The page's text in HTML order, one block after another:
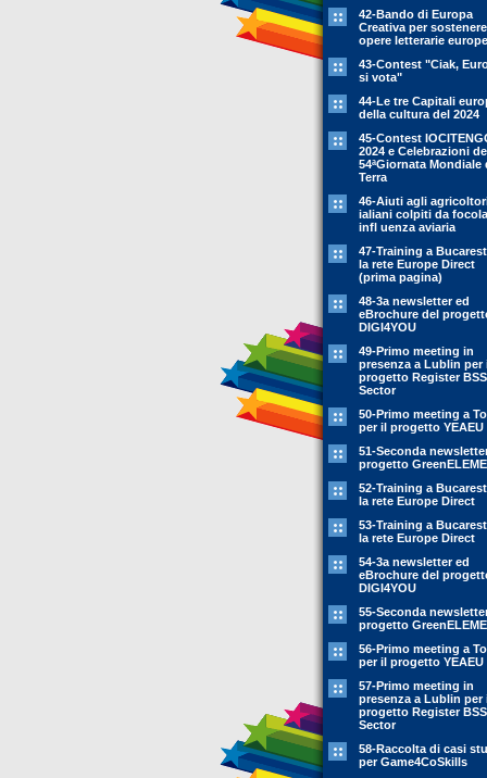
42-Bando di Europa
Creativa per
opere letterarie
43-Contest "Ciak,
si vota"
44-Le tre Capitali
della cultura del 2024
45-Contest
2024 e Celebrazioni
54ªGiornata Mondiale
Terra
46-Aiuti agli
ialiani colpiti da
infl uenza aviaria
47-Training a
la rete Europe Direct
(prima pagina)
48-3a newsletter ed
eBrochure del
DIGI4YOU
49-Primo meeting in
presenza a Lublin per
progetto Register BSS
Sector
50-Primo meeting a
per il progetto YEAEU
51-Seconda
progetto
52-Training a
la rete Europe Direct
53-Training a
la rete Europe Direct
54-3a newsletter ed
eBrochure del
DIGI4YOU
55-Seconda
progetto
56-Primo meeting a
per il progetto YEAEU
57-Primo meeting in
presenza a Lublin per
progetto Register BSS
Sector
58-Raccolta di casi
per Game4CoSkills